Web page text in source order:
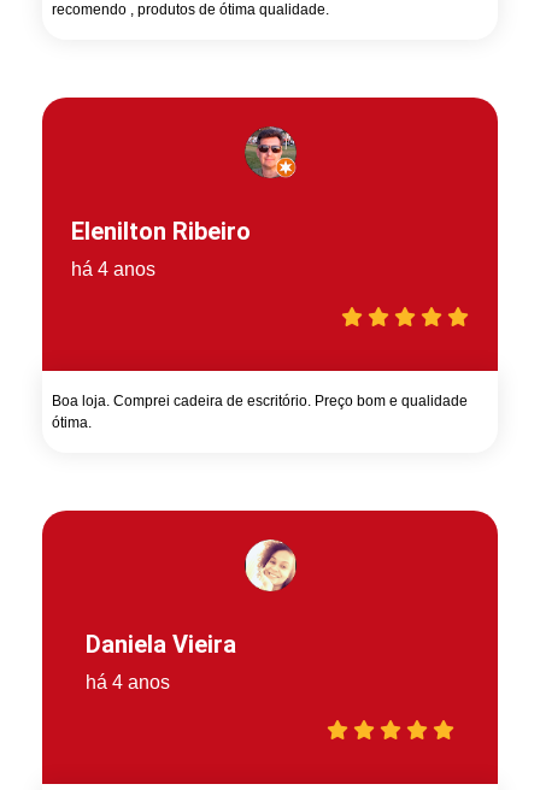
recomendo , produtos de ótima qualidade.
Elenilton Ribeiro
há 4 anos
Boa loja. Comprei cadeira de escritório. Preço bom e qualidade
ótima.
Daniela Vieira
há 4 anos